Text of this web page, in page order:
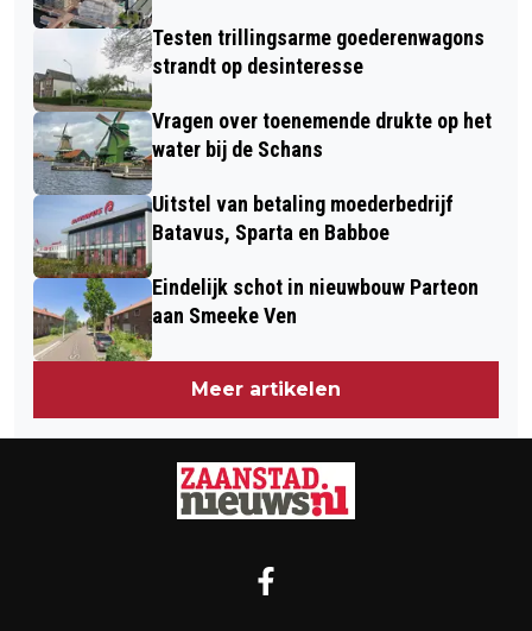
Testen trillingsarme goederenwagons
strandt op desinteresse
Vragen over toenemende drukte op het
water bij de Schans
Uitstel van betaling moederbedrijf
Batavus, Sparta en Babboe
Eindelijk schot in nieuwbouw Parteon
aan Smeeke Ven
Meer artikelen